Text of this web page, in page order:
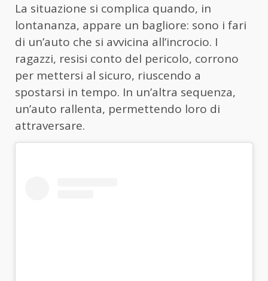
La situazione si complica quando, in
lontananza, appare un bagliore: sono i fari
di un’auto che si avvicina all’incrocio. I
ragazzi, resisi conto del pericolo, corrono
per mettersi al sicuro, riuscendo a
spostarsi in tempo. In un’altra sequenza,
un’auto rallenta, permettendo loro di
attraversare.